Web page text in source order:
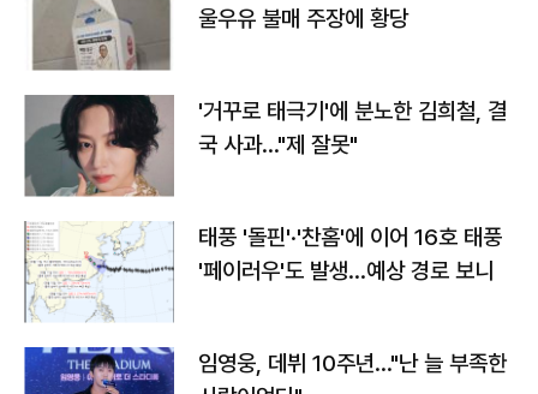
울우유 불매 주장에 황당
'거꾸로 태극기'에 분노한 김희철, 결
국 사과…"제 잘못"
태풍 '돌핀'·'찬홈'에 이어 16호 태풍
'페이러우'도 발생…예상 경로 보니
임영웅, 데뷔 10주년…"난 늘 부족한